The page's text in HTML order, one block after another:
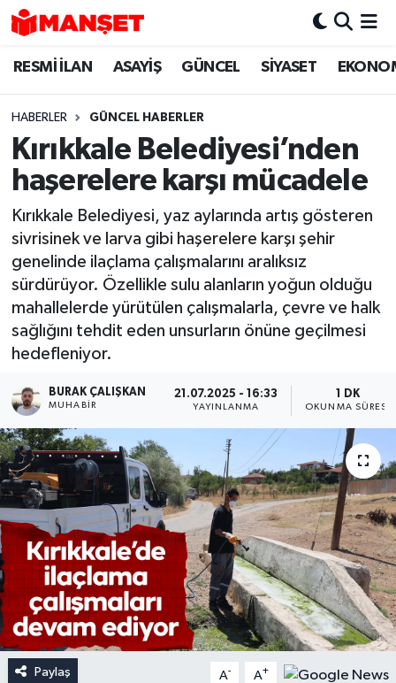
RESMİ İLAN ASAYİŞ GÜNCEL SİYASET
HABERLER GÜNCEL HABERLER
Kırıkkale Belediyesi’nden
haşerelere karşı mücadele
Kırıkkale Belediyesi, yaz aylarında artış gösteren
sivrisinek ve larva gibi haşerelere karşı şehir
genelinde ilaçlama çalışmalarını aralıksız
sürdürüyor. Özellikle sulu alanların yoğun olduğu
mahallelerde yürütülen çalışmalarla, çevre ve halk
sağlığını tehdit eden unsurların önüne geçilmesi
hedefleniyor.
BURAK ÇALIŞKAN
MUHABIR
21.07.2025 - 16:33
YAYINLANMA
1 DK
OKUNMA SÜRESI
Paylaş A- A+
Hava Durumu
Trafik Durumu
Süper Lig Puan Durumu ve Fikstür
Son Dakika Haberleri
Haber Arşivi